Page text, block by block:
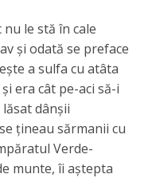
le stă în cale
şi odată se preface
a sulfa cu atâta
era cât pe-aci să-i
dânşii
ţineau sărmanii cu
Verde-
munte, îi aştepta